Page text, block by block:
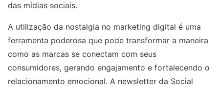
das mídias sociais.
A utilização da nostalgia no marketing digital é uma
ferramenta poderosa que pode transformar a maneira
como as marcas se conectam com seus
consumidores, gerando engajamento e fortalecendo o
relacionamento emocional. A newsletter da Social